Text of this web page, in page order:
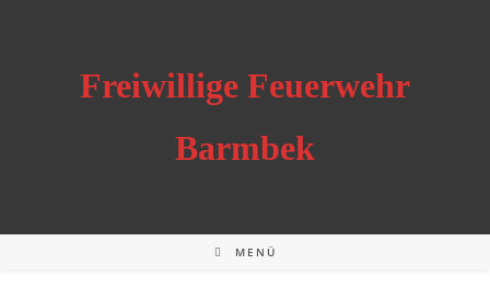
Freiwillige Feuerwehr
Barmbek
MENÜ